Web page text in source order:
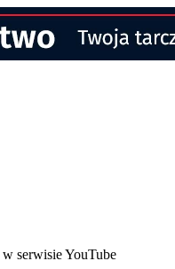
serwisie YouTube